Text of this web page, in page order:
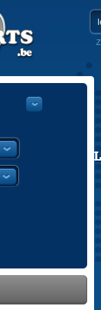
POLISH